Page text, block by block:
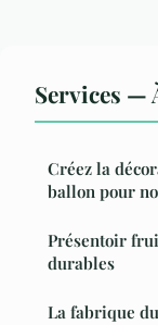
Services —
Créez la
ballon pour
Présentoir
durables
La fabrique